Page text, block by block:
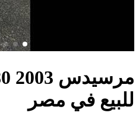
للبيع في مصر